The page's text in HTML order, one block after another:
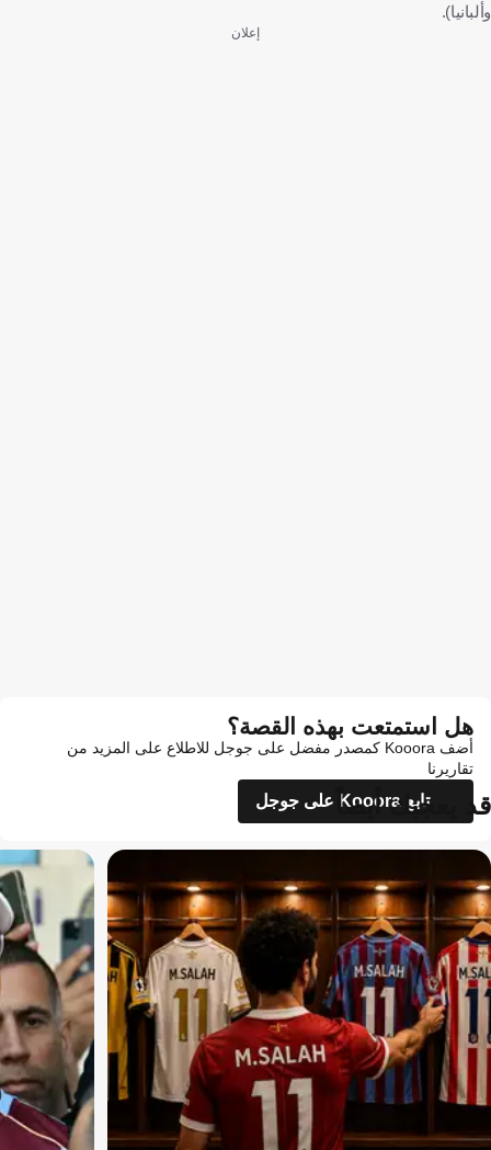
وألبانيا).
إعلان
هل استمتعت بهذه القصة؟
أضف Kooora كمصدر مفضل على جوجل للاطلاع على المزيد من
تقاريرنا
تابع Kooora على جوجل
قد يعجبك أيضاً